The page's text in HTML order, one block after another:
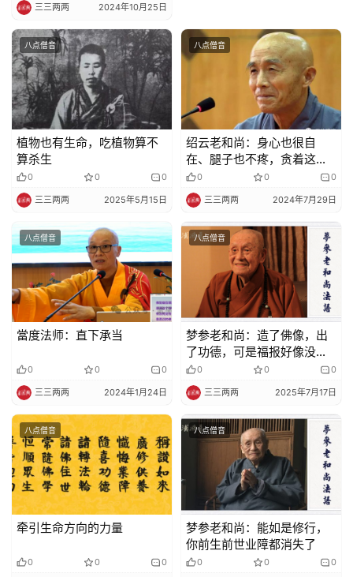
三三两两 2024年10月25日
八点僧音
植物也有生命，吃植物算不
算杀生
0 0 0
三三两两 2025年5月15日
八点僧音
绍云老和尚：身心也很自
在、腿子也不疼，贪着这一
境界你就麻烦了
0 0 0
三三两两 2024年7月29日
八点僧音
當度法师：直下承当
0 0 0
三三两两 2024年1月24日
八点僧音
梦参老和尚：造了佛像，出
了功德，可是福报好像没有
来？
0 0 0
三三两两 2025年7月17日
八点僧音
牵引生命方向的力量
0 0 0
八点僧音
梦参老和尚：能如是修行，
你前生前世业障都消失了
0 0 0